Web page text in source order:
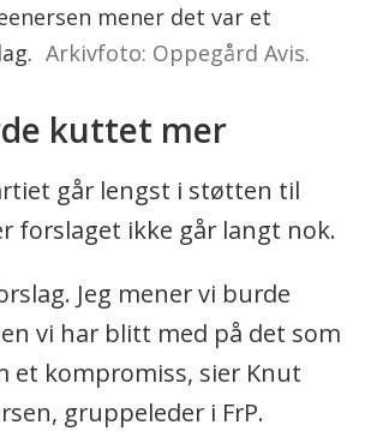
mener det var et
Arkivfoto: Oppegård Avis.
kuttet mer
går lengst i støtten til
forslaget ikke går langt nok.
Jeg mener vi burde
vi har blitt med på det som
et kompromiss, sier Knut
gruppeleder i FrP.